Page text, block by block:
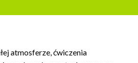
atmosferze, ćwiczenia